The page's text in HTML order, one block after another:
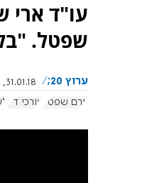
עו"ד ארי
שפטל.
ערוץ 20;
31.01.18, 15:12
יורם שפטל
עורכי דין